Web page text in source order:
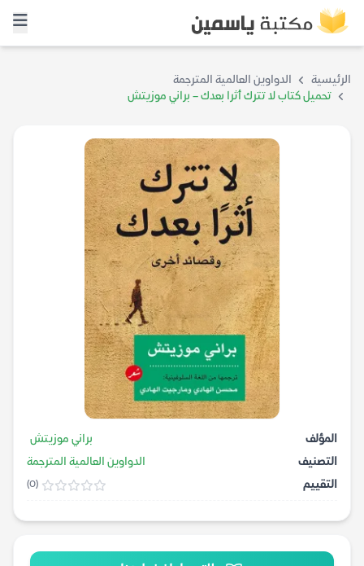
الرئيسية
الدواوين العالمية المترجمة
تحميل كتاب لا تترك أثرا بعدك – براني موزيتش
المؤلف
براني موزيتش
التصنيف
الدواوين العالمية المترجمة
التقييم
(0)